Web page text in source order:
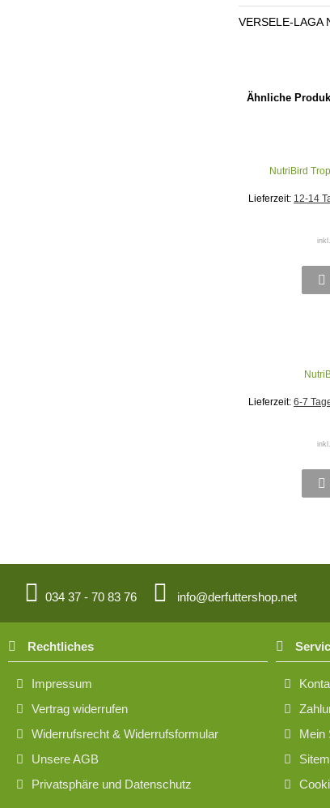
VERSELE-LAGA
Ähnliche
NutriBird
Lieferzeit: 12-14
Lieferzeit: 6-7
034 37 - 70 83 76 info@derfuttershop.net
Rechtliches
Impressum
Vertrag widerrufen
Widerrufsrecht & Widerrufsformular
Unsere AGB
Privatsphäre und Datenschutz
Mein